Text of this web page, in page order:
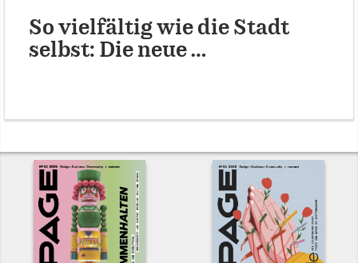
So vielfältig wie die Stadt
selbst: Die neue …